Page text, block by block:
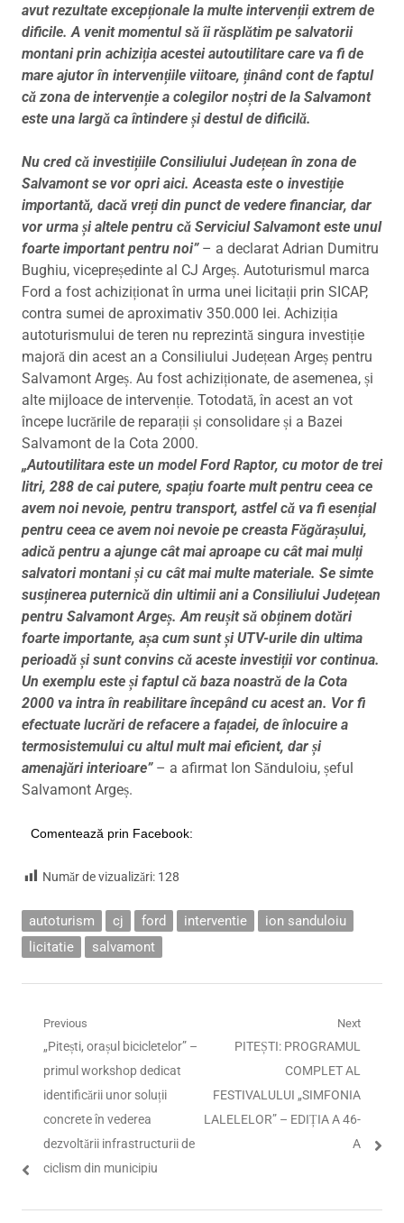
avut rezultate excepționale la multe intervenții extrem de
dificile. A venit momentul să îi răsplătim pe salvatorii
montani prin achiziția acestei autoutilitare care va fi de
mare ajutor în intervențiile viitoare, ținând cont de faptul
că zona de intervenție a colegilor noștri de la Salvamont
este una largă ca întindere și destul de dificilă.
Nu cred că investițiile Consiliului Județean în zona de
Salvamont se vor opri aici. Aceasta este o investiție
importantă, dacă vreți din punct de vedere financiar, dar
vor urma și altele pentru că Serviciul Salvamont este unul
foarte important pentru noi”– a declarat Adrian Dumitru
Bughiu, vicepreședinte al CJ Argeș. Autoturismul marca
Ford a fost achiziționat în urma unei licitații prin SICAP,
contra sumei de aproximativ 350.000 lei. Achiziția
autoturismului de teren nu reprezintă singura investiție
majoră din acest an a Consiliului Județean Argeș pentru
Salvamont Argeș. Au fost achiziționate, de asemenea, și
alte mijloace de intervenție. Totodată, în acest an vot
începe lucrările de reparații și consolidare și a Bazei
Salvamont de la Cota 2000.
„Autoutilitara este un model Ford Raptor, cu motor de trei
litri, 288 de cai putere, spațiu foarte mult pentru ceea ce
avem noi nevoie, pentru transport, astfel că va fi esențial
pentru ceea ce avem noi nevoie pe creasta Făgărașului,
adică pentru a ajunge cât mai aproape cu cât mai mulți
salvatori montani și cu cât mai multe materiale. Se simte
susținerea puternică din ultimii ani a Consiliului Județean
pentru Salvamont Argeș. Am reușit să obținem dotări
foarte importante, așa cum sunt și UTV-urile din ultima
perioadă și sunt convins că aceste investiții vor continua.
Un exemplu este și faptul că baza noastră de la Cota
2000 va intra în reabilitare începând cu acest an. Vor fi
efectuate lucrări de refacere a fațadei, de înlocuire a
termosistemului cu altul mult mai eficient, dar și
amenajări interioare” – a afirmat Ion Sănduloiu, șeful
Salvamont Argeș.
Comentează prin Facebook:
Număr de vizualizări: 128
autoturism cj ford interventie
ion sanduloiu
licitatie
salvamont
Navigare
articole
Previous
Previous
post:
„Pitești, orașul bicicletelor” –
primul workshop dedicat
identificării unor soluții
concrete în vederea
dezvoltării infrastructurii de
ciclism din municipiu
Next
Next
PITEȘTI: PROGRAMUL
COMPLET AL
FESTIVALULUI „SIMFONIA
LALELELOR” – EDIȚIA A 46-
A